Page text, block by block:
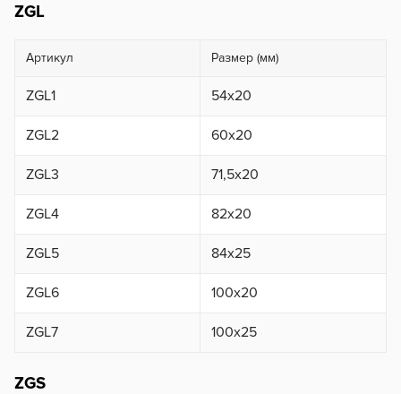
ZGL
Артикул Размер (мм)
ZGL1 54х20
ZGL2 60х20
ZGL3 71,5х20
ZGL4 82х20
ZGL5 84х25
ZGL6 100х20
ZGL7 100х25
ZGS